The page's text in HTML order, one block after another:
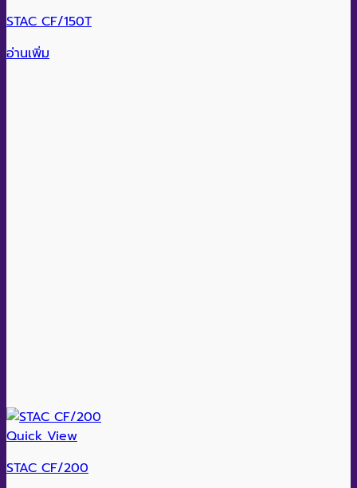
STAC CF/150T
อ่านเพิ่ม
Quick View
STAC CF/200